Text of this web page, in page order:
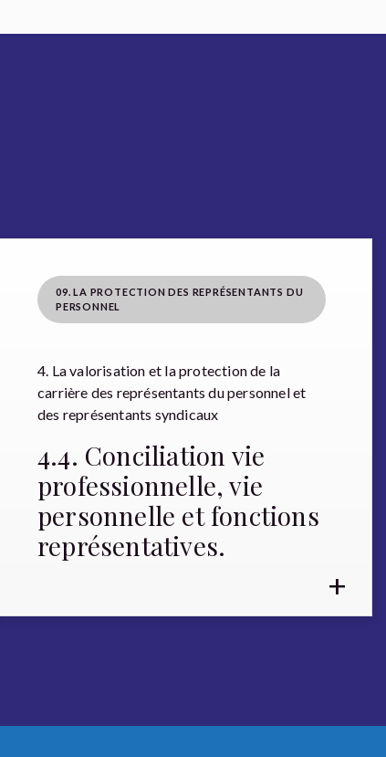
09. LA PROTECTION DES REPRÉSENTANTS DU
PERSONNEL
4. La valorisation et la protection de la
carrière des représentants du personnel et
des représentants syndicaux
4.4. Conciliation vie
professionnelle, vie
personnelle et fonctions
représentatives.
+